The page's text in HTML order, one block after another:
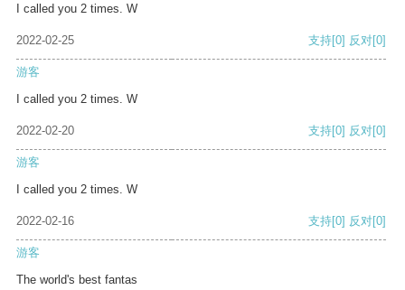
I called you 2 times. W
2022-02-25 支持[0] 反对[0]
游客
I called you 2 times. W
2022-02-20 支持[0] 反对[0]
游客
I called you 2 times. W
2022-02-16 支持[0] 反对[0]
游客
The world's best fantas